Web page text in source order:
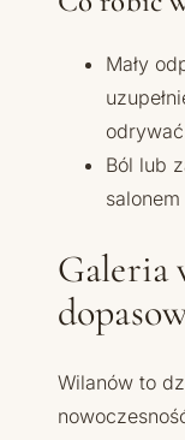
Mały
Ból lub
Galeria
Wilanów to